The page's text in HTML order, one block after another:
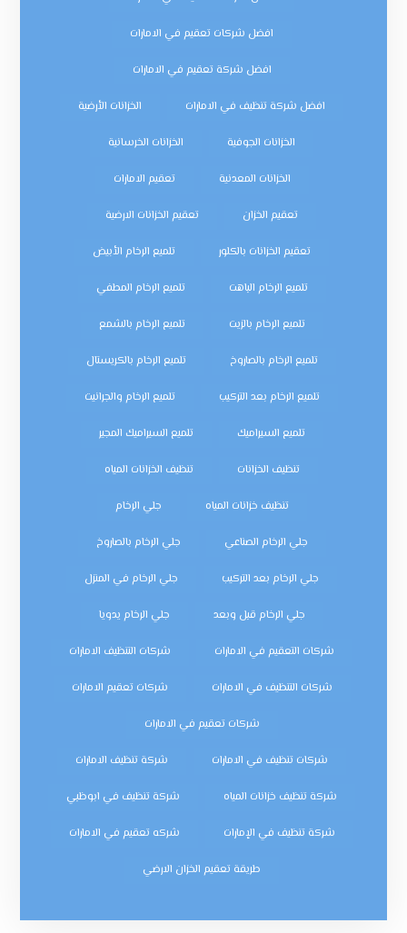
افضل شركات تعقيم في الامارات
افضل شركة تعقيم في الامارات
افضل شركة تنظيف في الامارات الخزانات الأرضية
الخزانات الجوفية الخزانات الخرسانية
الخزانات المعدنية تعقيم الامارات
تعقيم الخزان تعقيم الخزانات الارضية
تعقيم الخزانات بالكلور تلميع الرخام الأبيض
تلميع الرخام الباهت تلميع الرخام المطفي
تلميع الرخام بالزيت تلميع الرخام بالشمع
تلميع الرخام بالصاروخ تلميع الرخام بالكريستال
تلميع الرخام بعد التركيب تلميع الرخام والجرانيت
تلميع السيراميك تلميع السيراميك المجير
تنظيف الخزانات تنظيف الخزانات المياه
تنظيف خزانات المياه جلي الرخام
جلي الرخام الصناعي جلي الرخام بالصاروخ
جلي الرخام بعد التركيب جلي الرخام في المنزل
جلي الرخام قبل وبعد جلي الرخام يدويا
شركات التعقيم في الامارات شركات التنظيف الامارات
شركات التنظيف في الامارات شركات تعقيم الامارات
شركات تعقيم في الامارات
شركات تنظيف في الامارات شركة تنظيف الامارات
شركة تنظيف خزانات المياه شركة تنظيف في ابوظبي
شركة تنظيف في الإمارات شركه تعقيم في الامارات
طريقة تعقيم الخزان الارضي